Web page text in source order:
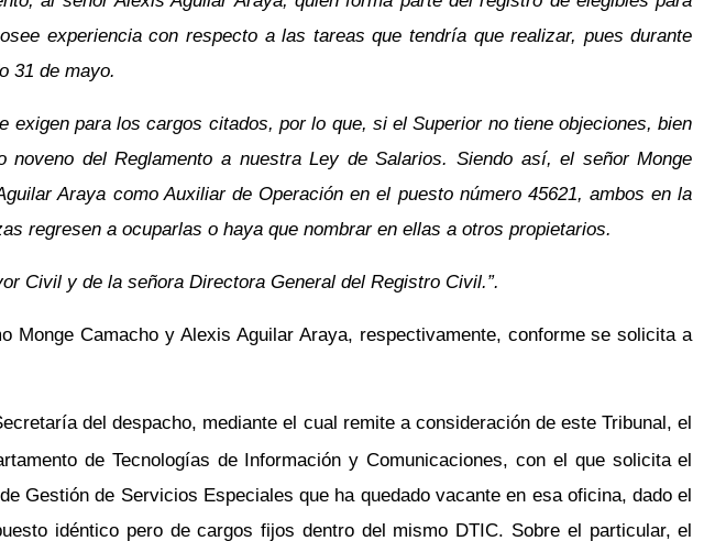
experiencia con respecto a las tareas que tendría que realizar, pues durante
31 de mayo.
para los cargos citados, por lo que, si el Superior no tiene objeciones, bien
del Reglamento a nuestra Ley de Salarios. Siendo así, el señor Monge
Araya como Auxiliar de Operación en el puesto número 45621, ambos en la
regresen a ocuparlas o haya que nombrar en ellas a otros propietarios.
Civil y de la señora Directora General del Registro Civil.”.
Camacho y Alexis Aguilar Araya, respectivamente, conforme se solicita a
del despacho, mediante el cual remite a consideración de este Tribunal, el
de Tecnologías de Información y Comunicaciones, con el que solicita el
Gestión de Servicios Especiales que ha quedado vacante en esa oficina, dado el
idéntico pero de cargos fijos dentro del mismo DTIC. Sobre el particular, el